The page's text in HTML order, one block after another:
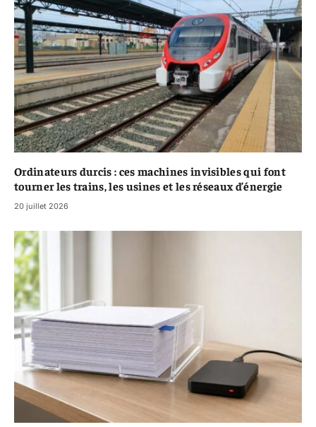
Ordinateurs durcis : ces machines invisibles qui font
tourner les trains, les usines et les réseaux d’énergie
20 juillet 2026